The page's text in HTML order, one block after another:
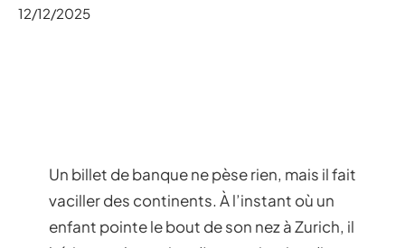
12/12/2025
Un billet de banque ne pèse rien, mais il fait
vaciller des continents. À l’instant où un
enfant pointe le bout de son nez à Zurich, il